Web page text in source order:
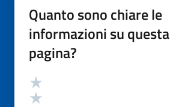
Quanto sono chiare le
informazioni su questa
pagina?
Valutazione